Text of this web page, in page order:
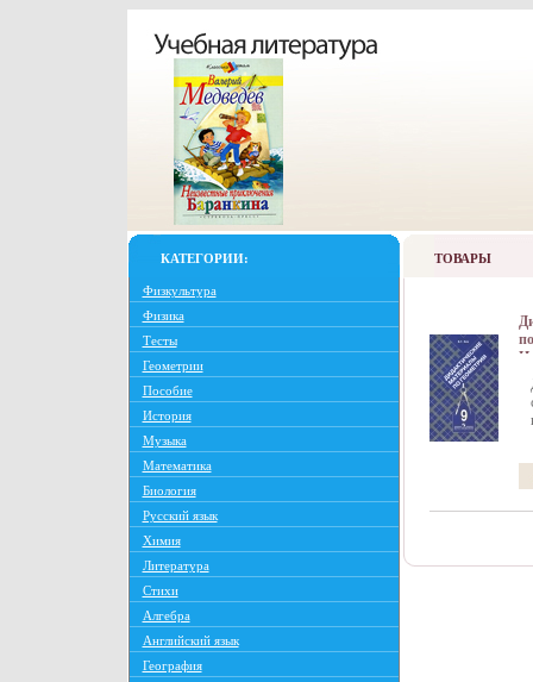
КАТЕГОРИИ:
Физкультура
Физика
Тесты
Геометрии
Пособие
История
Музыка
Математика
Биология
Русский язык
Химия
Литература
Стихи
Алгебра
Английский язык
География
ТОВАРЫ